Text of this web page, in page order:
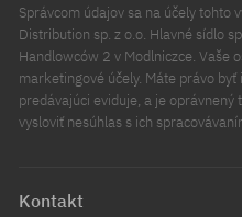
Správcom údajov sa na účely tohto
Distribution sp. z o.o. Hlavné sídlo
Handlowców 2 v Modlniczce. Vaše
marketingové účely. Máte právo
predávajúci eviduje, a je
vysloviť nesúhlas s ich
Kontakt